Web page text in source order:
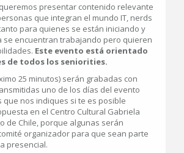
presentar contenido relevante
que integran el mundo IT, nerds
para quienes se están iniciando y
se encuentran trabajando pero quieren
Este evento está orientado
de todos los seniorities.
25 minutos) serán grabadas con
uno de los días del evento
que nos indiques si te es posible
en el Centro Cultural Gabriela
de Chile, porque algunas serán
organizador para que sean parte
presencial.